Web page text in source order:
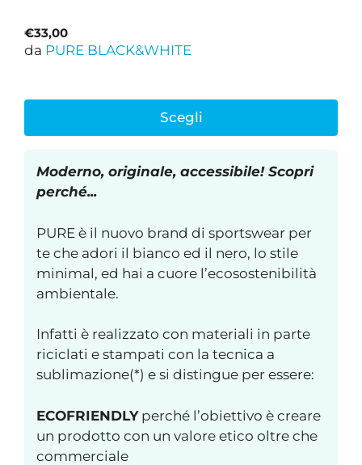
€33,00
da PURE BLACK&WHITE
Scegli
Moderno, originale, accessibile! Scopri
perché...
PURE è il nuovo brand di sportswear per
te che adori il bianco ed il nero, lo stile
minimal, ed hai a cuore l’ecosostenibilità
ambientale.
Infatti è realizzato con materiali in parte
riciclati e stampati con la tecnica a
sublimazione(*) e si distingue per essere:
ECOFRIENDLYperché l’obiettivo è creare
un prodotto con un valore etico oltre che
commerciale